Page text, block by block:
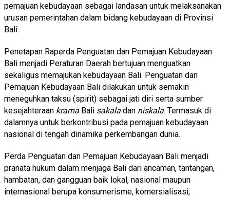
pemajuan kebudayaan sebagai landasan untuk melaksanakan
urusan pemerintahan dalam bidang kebudayaan di Provinsi
Bali.
Penetapan Raperda Penguatan dan Pemajuan Kebudayaan
Bali menjadi Peraturan Daerah bertujuan menguatkan
sekaligus memajukan kebudayaan Bali. Penguatan dan
Pemajuan Kebudayaan Bali dilakukan untuk semakin
meneguhkan taksu (spirit) sebagai jati diri serta sumber
kesejahteraan krama Bali sakala dan niskala. Termasuk di
dalamnya untuk berkontribusi pada pemajuan kebudayaan
nasional di tengah dinamika perkembangan dunia.
Perda Penguatan dan Pemajuan Kebudayaan Bali menjadi
pranata hukum dalam menjaga Bali dari ancaman, tantangan,
hambatan, dan gangguan baik lokal, nasional maupun
internasional berupa konsumerisme, komersialisasi,